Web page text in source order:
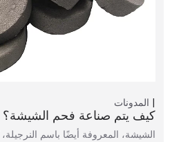
المدونات
كيف يتم صناعة فحم الشيشة؟
الشيشة، المعروفة أيضًا باسم